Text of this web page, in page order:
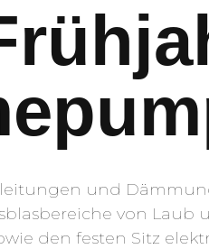
und
von Laub
den festen Sitz